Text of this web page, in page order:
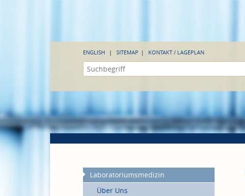
ENGLISH SITEMAP KONTAKT / LAGEPLAN
Laboratoriumsmedizin
Über Uns